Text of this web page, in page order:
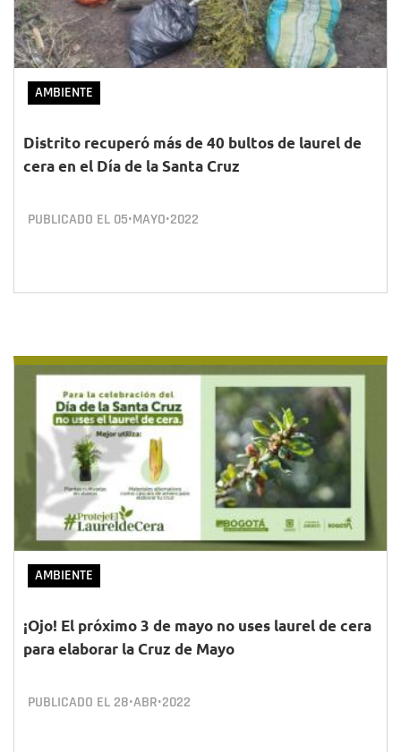
AMBIENTE
Distrito recuperó más de 40 bultos de laurel de
cera en el Día de la Santa Cruz
PUBLICADO EL 05•MAYO•2022
AMBIENTE
¡Ojo! El próximo 3 de mayo no uses laurel de cera
para elaborar la Cruz de Mayo
PUBLICADO EL 28•ABR•2022